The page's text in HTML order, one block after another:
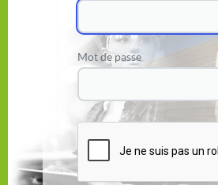
Mot de passe